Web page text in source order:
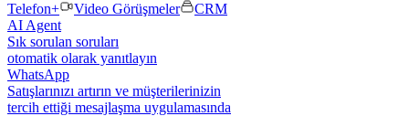
Telefon+
Video Görüşmeler
CRM
AI Agent
Sık sorulan soruları
otomatik olarak yanıtlayın
WhatsApp
Satışlarınızı artırın ve müşterilerinizin
tercih ettiği mesajlaşma uygulamasında